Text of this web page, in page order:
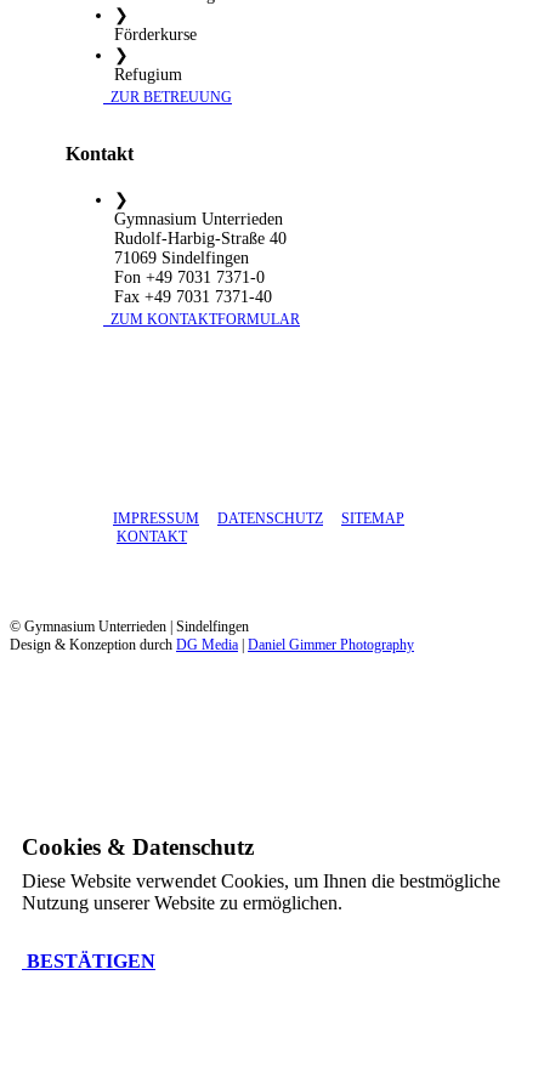
❯
Förderkurse
❯
Refugium
​ ZUR BETREUUNG
Kontakt
❯
Gymnasium Unterrieden
Rudolf-Harbig-Straße 40
71069 Sindelfingen
Fon +49 7031 7371-0
Fax +49 7031 7371-40
​ ZUM KONTAKTFORMULAR
IMPRESSUM DATENSCHUTZ
SITEMAP
KONTAKT
© Gymnasium Unterrieden | Sindelfingen
Design & Konzeption durch DG Media Daniel Gimmer Photography
Cookies & Datenschutz
Diese Website verwendet Cookies, um Ihnen die bestmögliche
Nutzung unserer Website zu ermöglichen.
BESTÄTIGEN